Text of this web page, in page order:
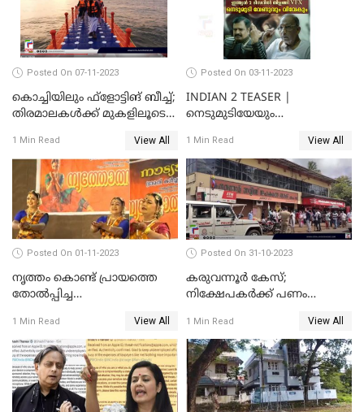
Posted On 07-11-2023
കൊച്ചിയിലും ഫ്‌ളോട്ടിങ് ബീച്ച്;
തിരമാലകള്‍ക്ക് മുകളിലൂടെ
1 Min Read View All
Posted On 03-11-2023
INDIAN 2 TEASER |
നെടുമുടിയേയും
കാണാം; ഇന്ത്യൻ 2 ടീസർ
പുറത്ത്
1 Min Read View All
Posted On 01-11-2023
നൃത്തം കൊണ്ട് പ്രായത്തെ
തോല്‍പ്പിച്ച
അറുപത്തി ആറ്‌ അമ്മമാരുടെ
അരങ്ങേറ്റം
1 Min Read View All
Posted On 31-10-2023
കരുവന്നൂർ കേസ്;
നിക്ഷേപകർക്ക് പണം
നിബന്ധനകൾ അറിയാം
1 Min Read View All